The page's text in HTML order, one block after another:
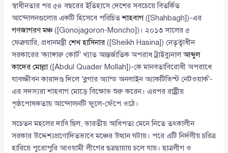
স্বাধীনতার পর ৫৪ বছরের ইতিহাসে দেশের সবচেয়ে বিতর্কিত
আন্দোলনগুলোর একটি হিসেবে পরিচিতশাহবাগ([Shahbagh])-এর
গণজাগরণ মঞ্চ ([Gonojagoron-Moncho])। ২০১৩ সালের ৫
ফেব্রুয়ারি, প্রধানমন্ত্রীশেখ হাসিনার ([Sheikh Hasina]) নেতৃত্বাধীন
সরকারের ‘ক্যাঙ্গারু কোর্ট’ খ্যাত আন্তর্জাতিক অপরাধ ট্রাইব্যুনালআব্দুল
কাদের মোল্লা([Abdul Quader Mollah])-কে মানবতাবিরোধী অপরাধে
যাবজ্জীবন কারাদণ্ড দিলে ‘ব্লগার অ্যান্ড অনলাইন অ্যাকটিভিস্ট নেটওয়ার্ক’-
এর সদস্যরা শাহবাগ মোড়ে বিক্ষোভ শুরু করেন। এরপর রাষ্ট্রীয়
পৃষ্ঠপোষকতায় আন্দোলনটি ফুলে-ফেঁপে ওঠে।
সচেতন মহলের দাবি ছিল, ভারতীয় আধিপত্য মেনে নিতে তৎকালীন
সরকার উদ্দেশ্যপ্রণোদিতভাবে মঞ্চের উত্থান ঘটায়। পরে এটি নির্দলীয় চরিত্র
হারিয়ে পুরোপুরি আওয়ামী লীগের ছত্রছায়ায় চলে যায়। ছাত্রলীগ ও